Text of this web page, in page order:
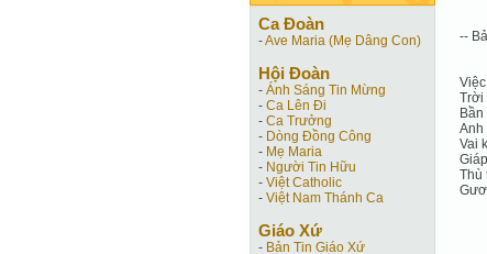
Ca Ðoàn
-Ave Maria (Mẹ Dâng Con)
Hội Ðoàn
- Ánh Sáng Tin Mừng
- Ca Lên Đi
- Ca Trưởng
- Dòng Đồng Công
- Mẹ Maria
- Người Tin Hữu
- Việt Catholic
- Việt Nam Thánh Ca
Giáo Xứ
- Bản Tin Giáo Xứ
--
Trời
Anh
Vai
Thù